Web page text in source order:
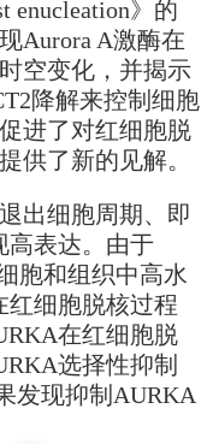
enucleation》的
Aurora A激酶在
空变化，并揭示
降解来控制细胞
进了对红细胞脱
供了新的见解。
出细胞周期、即
高表达。由于
胞和组织中高水
红细胞脱核过程
在红细胞脱
选择性抑制
发现抑制AURKA